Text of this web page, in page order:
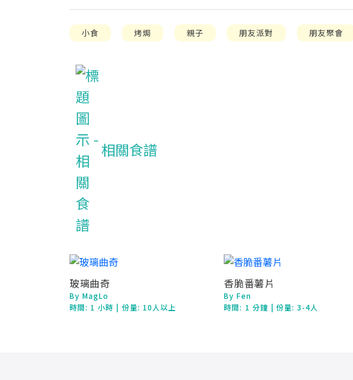
小食 烤焗 親子 朋友派對 朋友聚會
相關食譜
玻璃曲奇
By MagLo
時間: 1 小時 | 份量: 10人以上
香脆番薯片
By Fen
時間: 1 分鐘 | 份量: 3-4人